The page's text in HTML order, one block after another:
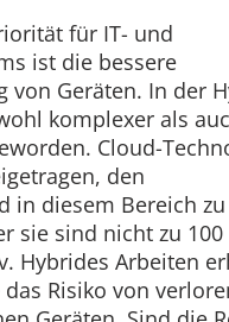
für IT- und
ist die bessere
von Geräten. In der
komplexer als
Cloud-
den
in diesem Bereich zu
sie sind nicht zu 100
Hybrides Arbeiten
Risiko von